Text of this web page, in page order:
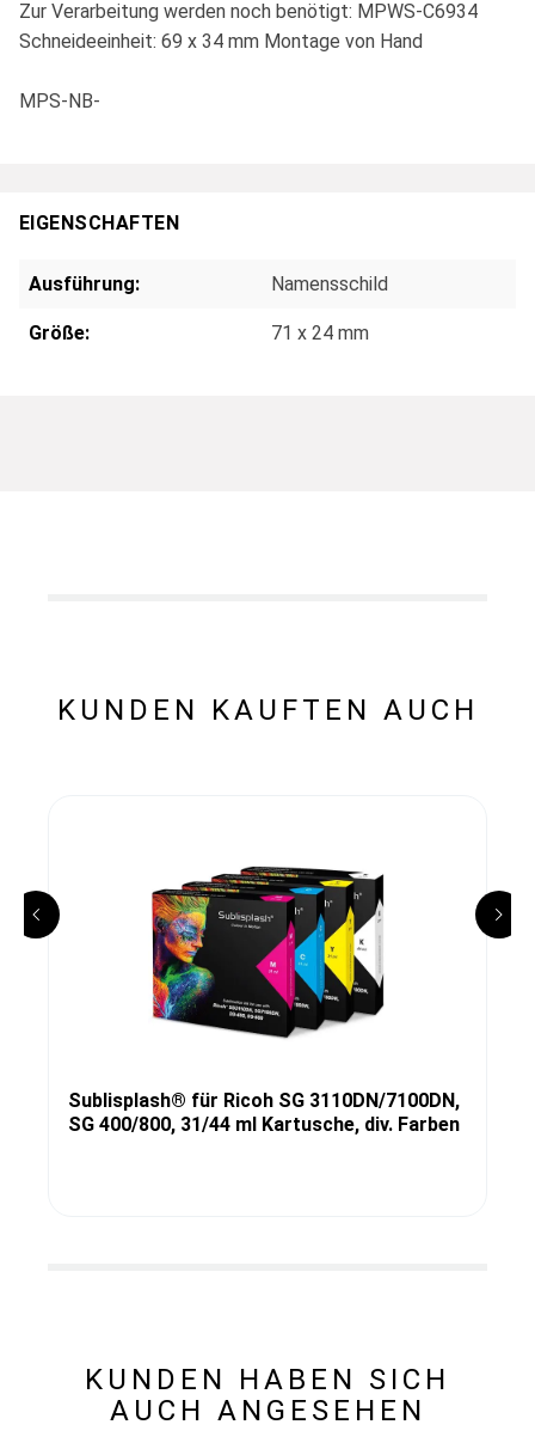
Zur Verarbeitung werden noch benötigt: MPWS-C6934
Schneideeinheit: 69 x 34 mm Montage von Hand
MPS-NB-
EIGENSCHAFTEN
Ausführung: Namensschild
Größe: 71 x 24 mm
KUNDEN KAUFTEN AUCH
Sublisplash® für Ricoh SG 3110DN/7100DN,
SG 400/800, 31/44 ml Kartusche, div. Farben
KUNDEN HABEN SICH
AUCH ANGESEHEN